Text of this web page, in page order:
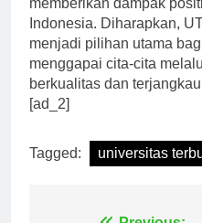
memberikan dampak
Indonesia. Diharapkan,
menjadi pilihan utama
menggapai cita-cita
berkualitas dan
[ad_2]
Tagged: universitas